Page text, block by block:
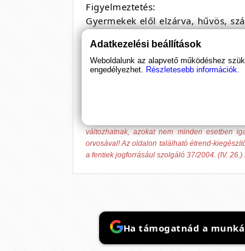
Figyelmeztetés:
Gyermekek elől elzárva, hűvös,
Minőségét megőrzi a
OGYÉI engedélyszám: 17841/2016.
Az általunk forgalmazott étrend-kiegészítő
változhatnak, azokat nem minden esetben
orvosával! Az oldalon található étrend-
a fentiek jogforrásául szolgáló 37/2004. (IV.
Ha támogatnád a
Adatkezelési beállítások
Weboldalunk az alapvető működéshez
engedélyezhet. Részletesebb információk.